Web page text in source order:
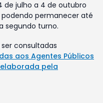
de julho a 4 de outubro
permanecer até
segundo turno.
consultadas
aos Agentes Públicos
elaborada pela